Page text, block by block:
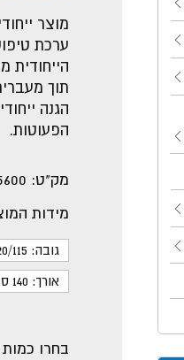
מוצר
ערכת
הייחודית
תוך
הגנה
הפעוטות.
מק"ט:
מידות
גובה: 20/115 ס"מ
אורך: 140 ס"מ
בחרו כמות